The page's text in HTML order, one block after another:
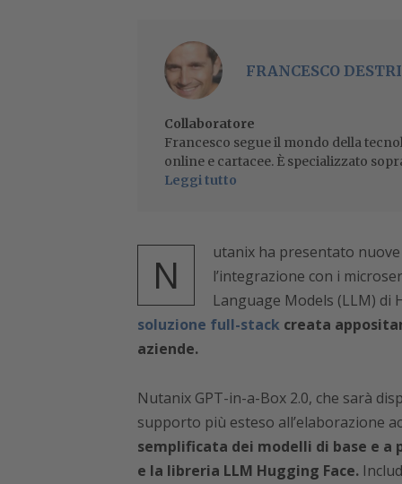
FRANCESCO DESTRI
Collaboratore
Francesco segue il mondo della
online e cartacee. È specializzato
Leggi tutto
N
utanix ha presentato
l’integrazione con i
Language Models (LLM) di
soluzione full-stackcreata
aziende.
Nutanix GPT-in-a-Box 2.0, che sarà
supporto più esteso all’elaborazione
semplificata dei modelli di base e a
e la libreria LLM Hugging Face.